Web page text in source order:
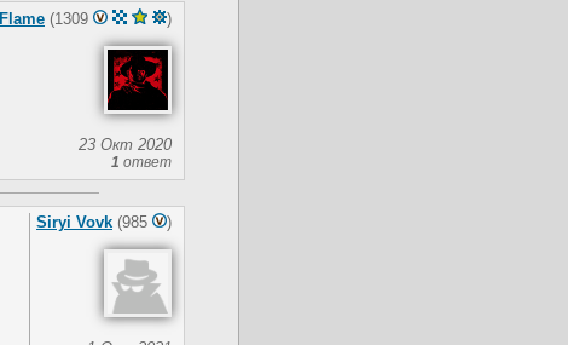
Flame (1309 )
23 Окт 2020
1 ответ
Siryi Vovk (985 )